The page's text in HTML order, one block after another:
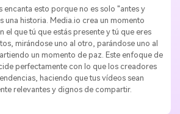
encanta esto porque no es solo "antes y
una historia. Media.io crea un momento
el que tú que estás presente y tú que eres
mirándose uno al otro, parándose uno al
un momento de paz. Este enfoque de
perfectamente con lo que los creadores
haciendo que tus vídeos sean
relevantes y dignos de compartir.